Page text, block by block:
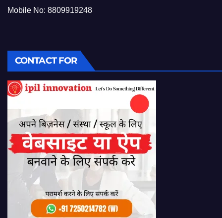
Mobile No: 8809919248
CONTACT FOR